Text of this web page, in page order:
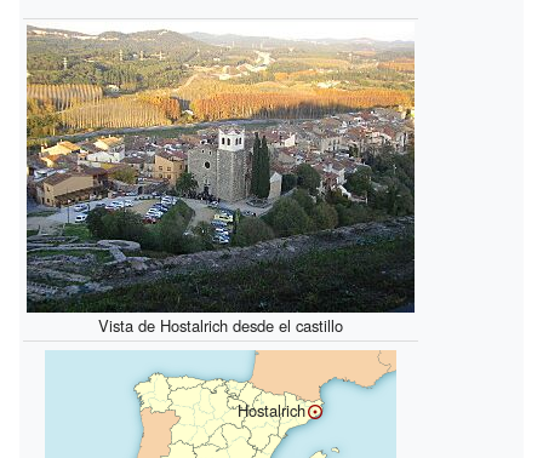
Vista de Hostalrich desde el castillo
Hostalrich